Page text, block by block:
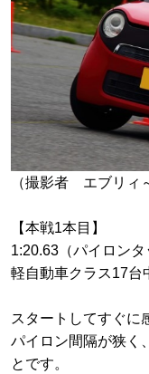
（撮影者 エブリィ
【本戦1本目】
1:20.63（パイロンタ
軽自動車クラス17台
スタートしてすぐに
パイロン間隔が狭く
とです。